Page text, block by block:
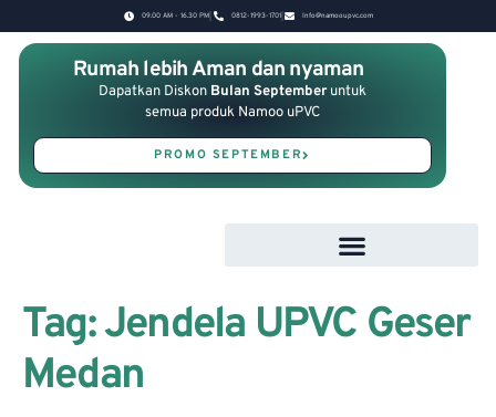
09.00 AM - 16.30 PM 0812-1993-1701 Info@namooupvc.com
Rumah lebih Aman dan nyaman
Dapatkan Diskon Bulan September untuk
semua produk Namoo uPVC
PROMO SEPTEMBER
Tag:Jendela UPVC Geser
Medan